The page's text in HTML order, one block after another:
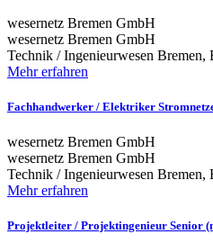
wesernetz Bremen GmbH
wesernetz Bremen GmbH
Technik / Ingenieurwesen Bremen,
Mehr erfahren
Fachhandwerker / Elektriker
wesernetz Bremen GmbH
wesernetz Bremen GmbH
Technik / Ingenieurwesen Bremen,
Mehr erfahren
Projektleiter / Projektingenieur Senior